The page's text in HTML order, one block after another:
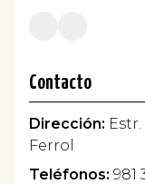
Contacto
Dirección:
Ferrol
Teléfonos: 981